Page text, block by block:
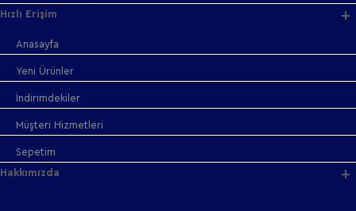
Hızlı Erişim
Anasayfa
Yeni Ürünler
İndirimdekiler
Müşteri Hizmetleri
Sepetim
Hakkımızda